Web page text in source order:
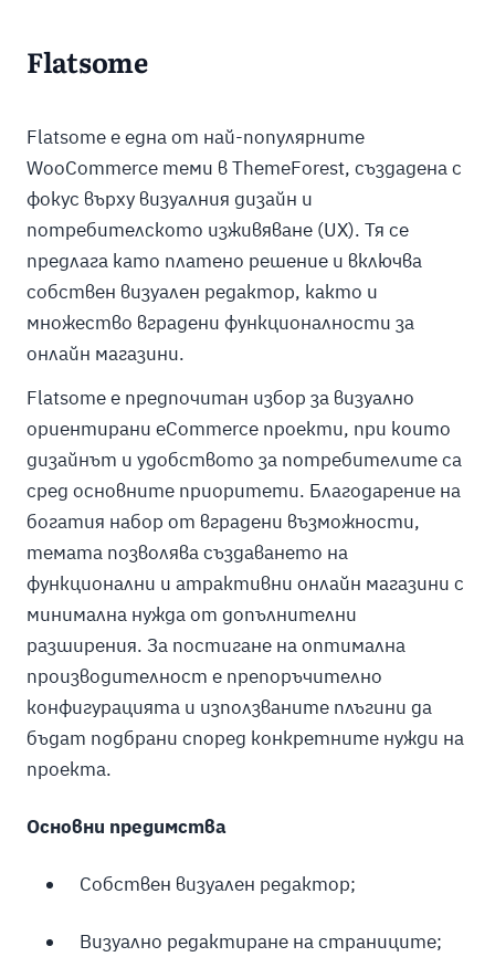
Flatsome
Flatsome е една от най-популярните
WooCommerce теми в ThemeForest, създадена с
фокус върху визуалния дизайн и
потребителското изживяване (UX). Тя се
предлага като платено решение и включва
собствен визуален редактор, както и
множество вградени функционалности за
онлайн магазини.
Flatsome е предпочитан избор за визуално
ориентирани eCommerce проекти, при които
дизайнът и удобството за потребителите са
сред основните приоритети. Благодарение на
богатия набор от вградени възможности,
темата позволява създаването на
функционални и атрактивни онлайн магазини с
минимална нужда от допълнителни
разширения. За постигане на оптимална
производителност е препоръчително
конфигурацията и използваните плъгини да
бъдат подбрани според конкретните нужди на
проекта.
Основни предимства
Собствен визуален редактор;
Визуално редактиране на страниците;